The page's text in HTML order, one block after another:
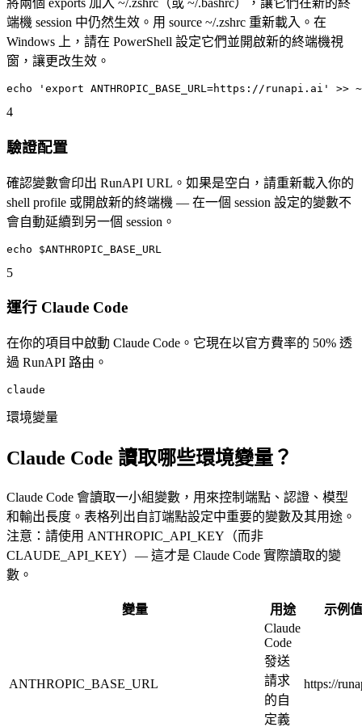
將兩個 exports 加入 ~/.zshrc（或 ~/.bashrc），讓它們在新的終
端機 session 中仍然生效。用 source ~/.zshrc 重新載入。在
Windows 上，請在 PowerShell 設定它們並開啟新的終端機視
窗，讓更改生效。
echo 'export ANTHROPIC_BASE_URL=https://runapi.ai' >>
4
驗證配置
確認變數會印出 RunAPI URL。如果是空白，請重新載入你的
shell profile 或開啟新的終端機 — 在一個 session 設定的變數不
會自動延續到另一個 session。
echo $ANTHROPIC_BASE_URL
5
運行 Claude Code
在你的項目中啟動 Claude Code。它現在以官方費率的 50% 透
過 RunAPI 路由。
claude
環境變量
Claude Code 讀取哪些環境變量？
Claude Code 會讀取一小組變數，用來控制端點、認證、模型
和輸出長度。表格列出自訂端點設定中重要的變數及其用途。
注意：請使用 ANTHROPIC_API_KEY（而非
CLAUDE_API_KEY）— 這才是 Claude Code 實際讀取的變
數。
變量 用途 示例值
ANTHROPIC_BASE_URL
Claude
Code
發送
請求
的自
定義
https://